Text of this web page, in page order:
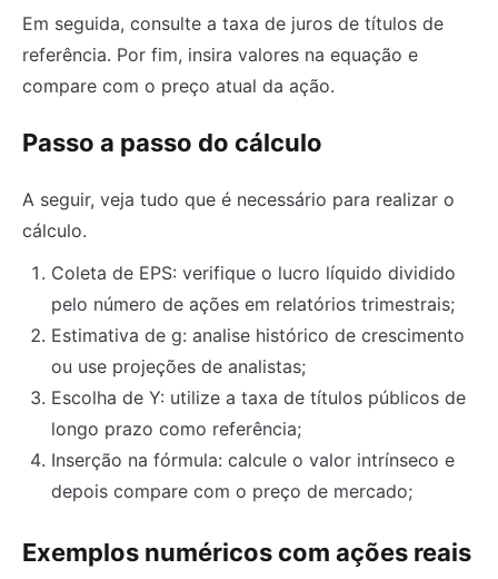
Em seguida, consulte a taxa de juros de títulos de
referência. Por fim, insira valores na equação e
compare com o preço atual da ação.
Passo a passo do cálculo
A seguir, veja tudo que é necessário para realizar o
cálculo.
Coleta de EPS: verifique o lucro líquido dividido
pelo número de ações em relatórios trimestrais;
Estimativa de g: analise histórico de crescimento
ou use projeções de analistas;
Escolha de Y: utilize a taxa de títulos públicos de
longo prazo como referência;
Inserção na fórmula: calcule o valor intrínseco e
depois compare com o preço de mercado;
Exemplos numéricos com ações reais